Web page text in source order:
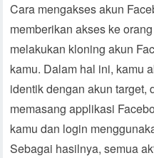
Cara mengakses akun
memberikan akses ke
melakukan kloning akun
kamu. Dalam hal ini, kamu
identik dengan akun target,
memasang applikasi
kamu dan login
Sebagai hasilnya, semua